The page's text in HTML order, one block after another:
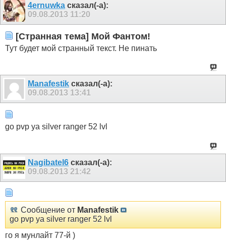
4ernuwka сказал(-а):
09.08.2013 11:20
[Странная тема] Мой Фантом!
Тут будет мой странный текст. Не пинать
Manafestik сказал(-а):
09.08.2013 13:41
go pvp ya silver ranger 52 lvl
Nagibatel6 сказал(-а):
09.08.2013 21:42
Сообщение от Manafestik
go pvp ya silver ranger 52 lvl
го я мунлайт 77-й )